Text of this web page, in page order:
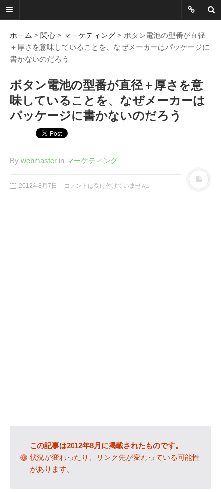
ネットに書か
れていないこ
とを綴る
Another Scape, Another
Viewpoint
Today:0193
Yesterday:1162
7390482
ABOUT
テレビ(8)
写真(6)
ホーム > 関心 > マーケティング > ボタン電池の型番が直径
＋厚さを意味していることを、なぜメーカーはパッケージに
書かないのだろう
ボタン電池の型番が直径＋厚さを意
味していることを、なぜメーカーは
パッケージに書かないのだろう
By webmaster in マーケティング
2012年8月7日 コメントは受け付けていません。
この記事は2012年8月に掲載されたものです。
状況が変わったり、リンク先が変わっている可能性
があります。